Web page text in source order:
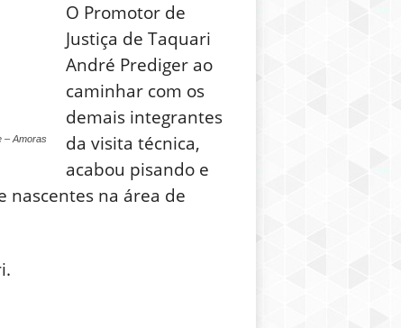
– Amoras
O Promotor de
Justiça de Taquari
André Prediger ao
caminhar com os
demais integrantes
da visita técnica,
acabou pisando e
nascentes na área de